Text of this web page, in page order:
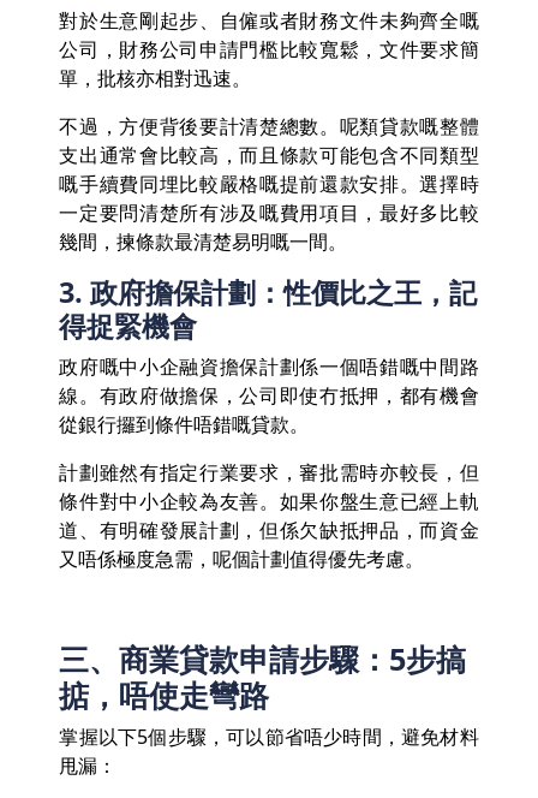
對於生意剛起步、自僱或者財務文件未夠齊全嘅
公司，財務公司申請門檻比較寬鬆，文件要求簡
單，批核亦相對迅速。
不過，方便背後要計清楚總數。呢類貸款嘅整體
支出通常會比較高，而且條款可能包含不同類型
嘅手續費同埋比較嚴格嘅提前還款安排。選擇時
一定要問清楚所有涉及嘅費用項目，最好多比較
幾間，揀條款最清楚易明嘅一間。
3. 政府擔保計劃：性價比之王，記
得捉緊機會
政府嘅中小企融資擔保計劃係一個唔錯嘅中間路
線。有政府做擔保，公司即使冇抵押，都有機會
從銀行攞到條件唔錯嘅貸款。
計劃雖然有指定行業要求，審批需時亦較長，但
條件對中小企較為友善。如果你盤生意已經上軌
道、有明確發展計劃，但係欠缺抵押品，而資金
又唔係極度急需，呢個計劃值得優先考慮。
三、商業貸款申請步驟：5步搞
掂，唔使走彎路
掌握以下5個步驟，可以節省唔少時間，避免材料
甩漏：